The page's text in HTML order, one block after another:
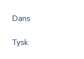
Dans
Tysk